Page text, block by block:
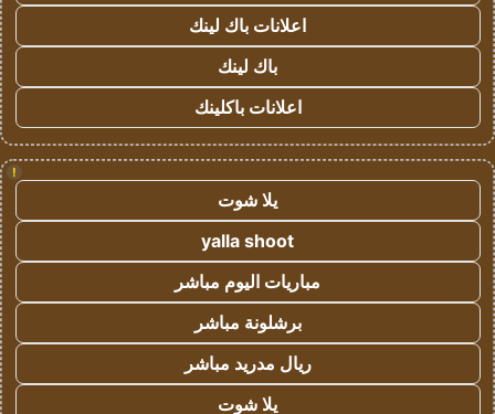
اعلانات باك لينك
باك لينك
اعلانات باكلينك
!
يلا شوت
yalla shoot
مباريات اليوم مباشر
برشلونة مباشر
ريال مدريد مباشر
يلا شوت